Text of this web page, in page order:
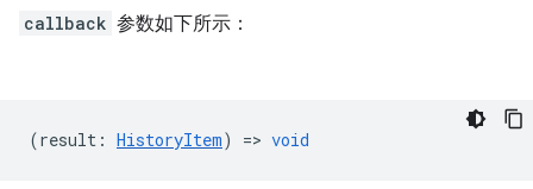
callback 参数如下所示：
(result : HistoryItem) => void